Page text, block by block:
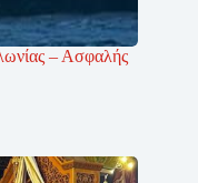
– Ασφαλής